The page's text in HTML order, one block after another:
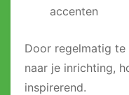
accenten
Door regelmatig
naar je inrichting,
inspirerend.